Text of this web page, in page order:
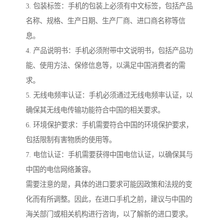
3. 包装标签：手机的包装上必须有中文标签，包括产品
名称、规格、生产日期、生产厂商、进口商名称等信
息。
4. 产品说明书：手机必须附带中文说明书，包括产品功
能、使用方法、保修信息等，以满足中国消费者的需
求。
5. 无线电频率认证：手机必须通过无线电频率认证，以
确保其无线电传输功能符合中国的相关要求。
6. 环境保护要求：手机需要符合中国的环境保护要求，
包括限制有害物质的使用等。
7. 电信认证：手机需要获得中国电信认证，以确保其与
中国的电信网络兼容。
需要注意的是，具体的进口要求可能因政策和法规的变
化而有所调整。因此，在进口手机之前，建议与中国的
海关部门或相关机构进行咨询，以了解新的进口要求。